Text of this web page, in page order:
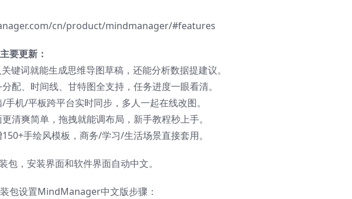
cn/product/mindmanager/#features
要更新：
键词就能生成思维导图草稿，还能分析数据提建议。
配、时间线、甘特图全支持，任务进度一眼看清。
机/平板跨平台实时同步，多人一起在线改图。
清爽简单，拖拽就能调布局，新手教程秒上手。
手绘风模板，商务/学习/生活场景直接套用。
包，安装界面和软件界面自动中文。
包设置MindManager中文版步骤：